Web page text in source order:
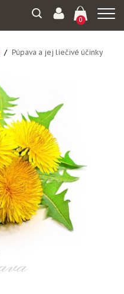
0
Púpava a jej liečivé účinky